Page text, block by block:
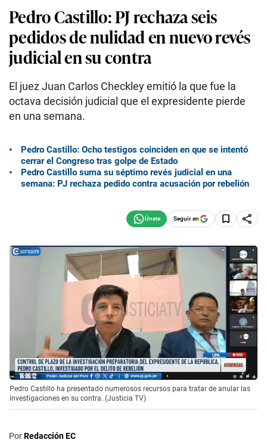
Pedro Castillo: PJ rechaza seis
pedidos de nulidad en nuevo revés
judicial en su contra
El juez Juan Carlos Checkley emitió la que fue la
octava decisión judicial que el expresidente pierde
en una semana.
Pedro Castillo: Ocho testigos coinciden en que se intentó
cerrar el Congreso tras golpe de Estado
Pedro Castillo suma su séptimo revés judicial en una
semana: PJ rechaza pedido contra acusación por rebelión
Seguir en
Pedro Castillo ha presentado numerosos recursos para tratar de anular las
investigaciones en su contra. (Justicia TV)
PorRedacción EC